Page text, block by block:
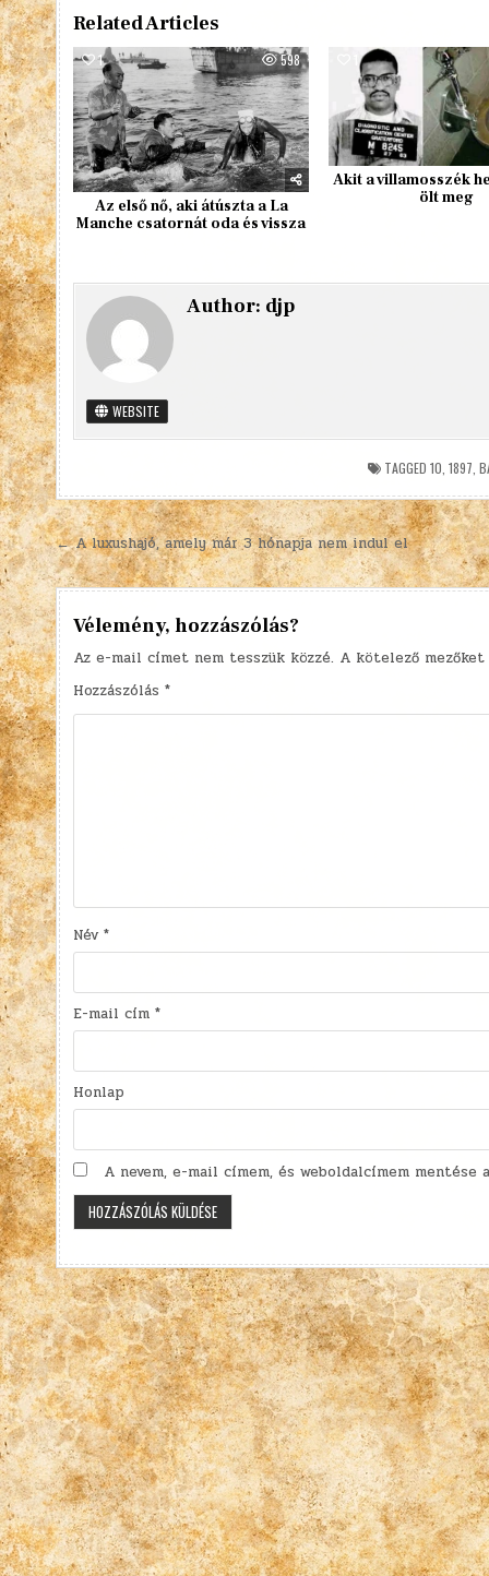
Related Articles
1 598
Az első nő, aki átúszta a La
Manche csatornát oda és vissza
Akit a villamosszék
ölt meg
Author: djp
WEBSITE
TAGGED 10 1897
Bejegyzés
navigáció
← A luxushajó, amely már 3 hónapja nem indul el
Vélemény, hozzászólás?
Az e-mail címet nem tesszük közzé. A kötelező
Hozzászólás*
Név*
E-mail cím*
Honlap
A nevem, e-mail címem, és weboldalcímem mentése